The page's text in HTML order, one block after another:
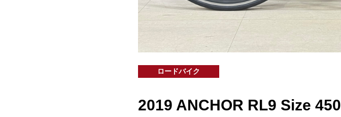
ロードバイク
2019 ANCHOR RL9 Size 450